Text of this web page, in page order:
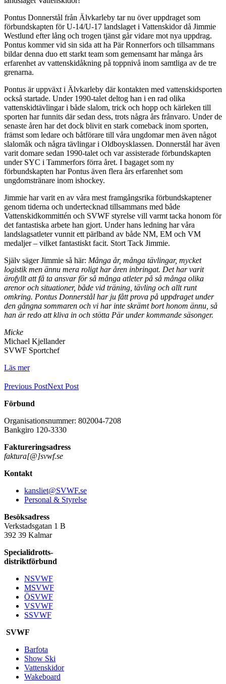
Pontus Donnerstål från Älvkarleby tar nu över uppdraget som
förbundskapten för U-14/U-17 landslaget i Vattenskidor då Jimmie
Westlund efter lång och trogen tjänst går vidare mot nya uppdrag.
Pontus kommer vid sin sida att ha Pär Ronnerfors och tillsammans
bildar denna duo ett starkt team som gemensamt har många års
erfarenhet av vattenskidåkning på toppnivå inom samtliga av de tre
grenarna.
Pontus är uppväxt i Älvkarleby där kontakten med vattenskidsporten
också startade. Under 1990-talet deltog han i en rad olika
vattenskidtävlingar i både slalom, trick och hopp och kärleken till
sporten har funnits där sedan dess, trots några års frånvaro. Under de
senaste åren har det dock blivit en stark comeback inom sporten,
främst som ledare och båtförare till våra ungdomar men även något
slalomåk och några tävlingar i Oldboysklassen. Donnerstål har även
varit domare sedan 1990-talet och var assisterade förbundskapten
under SYC i Tammerfors förra året. I bagaget som ny
förbundskapten har Pontus även flera års erfarenhet som
ungdomstränare inom ishockey.
Jimmie har varit en av våra mest framgångsrika förbundskaptener
genom tiderna och undertecknad tillsammans med både
Vattenskidkommittén och SVWF styrelse vill varmt tacka honom för
det fantastiska arbete han gjort. Under hans ledning har våra
landslagsatleter vunnit ett pärlband av både NM, EM och VM
medaljer – vilket fantastiskt facit. Stort Tack Jimmie.
Själv säger Jimmie så här: Många år, många tävlingar, mycket
logistik men ännu mera roligt har åren inbringat. Det har varit
ärofyllt att få ta ansvar för så många atleter på så många olika
arenor och situationer, både vid träning, tävling och allt runt
omkring. Pontus Donnerstål har ju fått prova på uppdraget under
den gångna sommaren och vi har inte skrämt bort honom ännu, så
han är redo att kliva in och stötta Pär under kommande säsonger.
Micke
Michael Kjellander
SVWF Sportchef
Läs mer
Previous PostNext Post
Förbund
Organisationsnummer: 802004-7208
Bankgiro 120-3330
Faktureringsadress
faktura[@]svwf.se
Kontakt
kansliet@SVWF.se
Personal & Styrelse
Besöksadress
Verkstadsgatan 1 B
392 39 Kalmar
Specialidrotts-
distriktförbund
NSVWF
MSVWF
ÖSVWF
VSVWF
SSVWF
SVWF
Barfota
Show Ski
Vattenskidor
Wakeboard